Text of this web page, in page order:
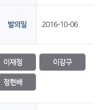
발의일 2016-10-06
이재정 이강구
정현배